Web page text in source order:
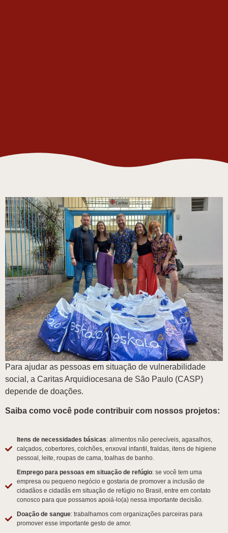
Para ajudar as pessoas em situação de vulnerabilidade
social, a Caritas Arquidiocesana de São Paulo (CASP)
depende de doações.
Saiba como você pode contribuir com nossos projetos:
Itens de necessidades básicas: alimentos não perecíveis, agasalhos,
calçados, cobertores, colchões, enxoval infantil, fraldas, itens de higiene
pessoal, leite, roupas de cama, toalhas de banho.
Emprego para pessoas em situação de refúgio: se você tem uma
empresa ou pequeno negócio e gostaria de promover a inclusão de
cidadãos e cidadãs em situação de refúgio no Brasil, entre em contato
conosco para que possamos apoiá-lo(a) nessa importante decisão.
Doação de sangue: trabalhamos com organizações parceiras para
promover esse importante gesto de amor.